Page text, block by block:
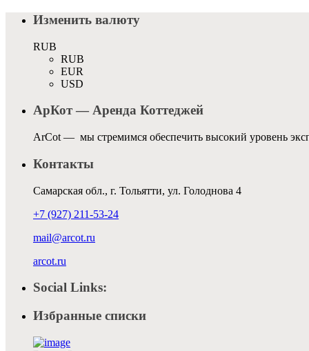
Изменить валюту
RUB
RUB
EUR
USD
АрКот — Аренда Коттеджей
ArCot — мы стремимся обеспечить высокий уровень
Контакты
Самарская обл., г. Тольятти, ул. Голоднова 4
+7 (927) 211-53-24
mail@arcot.ru
arcot.ru
Social Links:
Избранные списки